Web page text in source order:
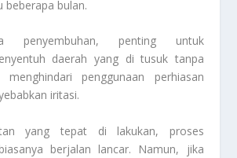
beberapa bulan.
penyembuhan, penting untuk
daerah yang di tusuk tanpa
menghindari penggunaan perhiasan
iritasi.
yang tepat di lakukan, proses
berjalan lancar. Namun, jika